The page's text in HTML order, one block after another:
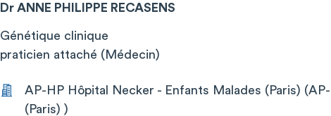
Dr ANNE PHILIPPE RECASENS
Génétique clinique
praticien attaché (Médecin)
AP-HP Hôpital Necker - Enfants Malades (Paris)
(Paris) )